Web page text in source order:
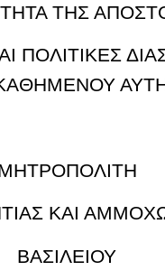
ΤΗΣ
ΠΟΛΙΤΙΚΕΣ
ΚΑΙ
ΒΑΣΙΛΕΙΟΥ